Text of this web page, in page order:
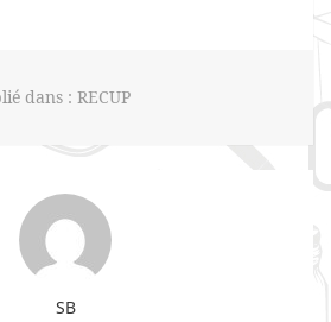
dans : RECUP
SB